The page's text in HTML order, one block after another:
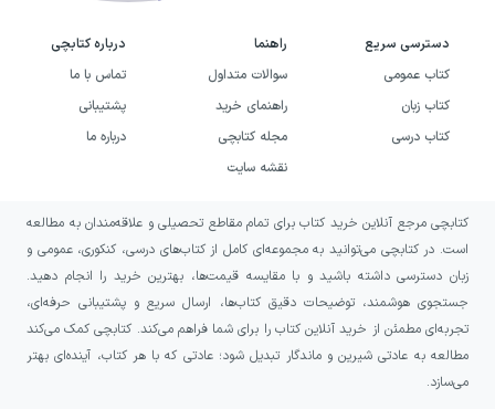
دسترسی سریع
کتاب عمومی
کتاب زبان
کتاب درسی
راهنما
سوالات متداول
راهنمای خرید
مجله کتابچی
نقشه سایت
درباره کتابچی
تماس با ما
پشتیبانی
درباره ما
کتابچی مرجع آنلاین خرید کتاب برای تمام مقاطع تحصیلی و علاقه‌مندان به مطالعه
است. در کتابچی می‌توانید به مجموعه‌ای کامل از کتاب‌های درسی، کنکوری، عمومی و
زبان دسترسی داشته باشید و با مقایسه قیمت‌ها، بهترین خرید را انجام دهید.
جستجوی هوشمند، توضیحات دقیق کتاب‌ها، ارسال سریع و پشتیبانی حرفه‌ای،
تجربه‌ای مطمئن از خرید آنلاین کتاب را برای شما فراهم می‌کند. کتابچی کمک می‌کند
مطالعه به عادتی شیرین و ماندگار تبدیل شود؛ عادتی که با هر کتاب، آینده‌ای بهتر
می‌سازد.